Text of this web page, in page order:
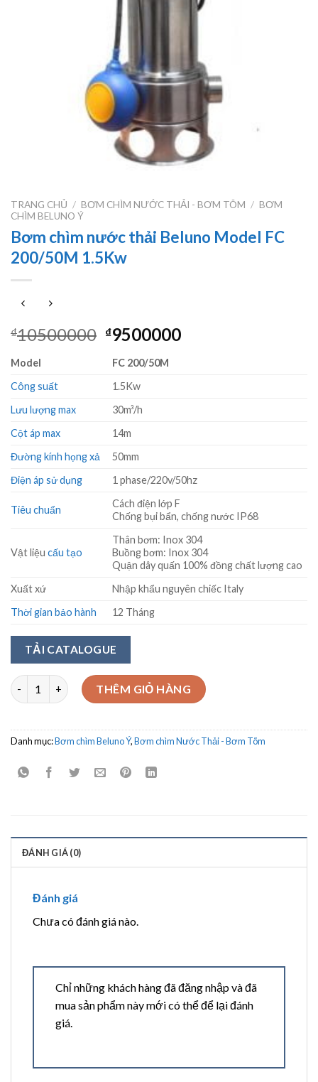
TRANG CHỦ / BƠM CHÌM NƯỚC THẢI - BƠM TÕM / BƠM
CHÌM BELUNO Ý
Bơm chìm nước thải Beluno Model FC
200/50M 1.5Kw
₫10500000 Giá
là:
₫10500000.
₫9500000Giá
Model
FC 200/50M
Công suất
1.5Kw
Lưu lượng max
30m³/h
Cột áp max
14m
Đường kính họng xả
50mm
Điện áp sử dụng
1 phase/220v/50hz
Tiêu chuẩn
Cách điện lớp F
Chống bụi bẩn, chống nước IP68
Vật liệu cấu tạo
Thân bơm: Inox 304
Buồng bơm: Inox 304
Quận dây quấn 100% đồng chất lượng cao
Xuất xứ
Nhập khẩu nguyên chiếc Italy
Thời gian bảo hành
12 Tháng
TẢI CATALOGUE
Bơm chìm nước thải Beluno Model FC 200/50M 1.5Kw số lượng
THÊM GIỎ HÀNG
Danh mục:Bơm chìm Beluno Ý,Bơm chìm Nước Thải - Bơm Tõm
ĐÁNH GIÁ (0)
Đánh giá
Chưa có đánh giá nào.
Chỉ những khách hàng đã đăng nhập và đã
mua sản phẩm này mới có thể để lại đánh
giá.